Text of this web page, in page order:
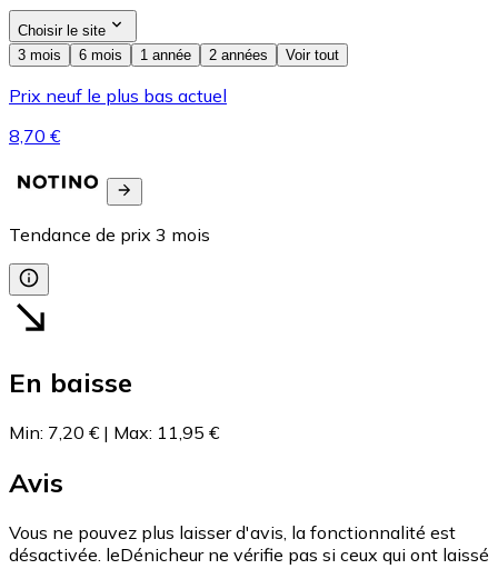
Choisir le site
3 mois
6 mois 1 année 2 années Voir tout
Prix neuf le plus bas actuel
8,70 €
Tendance de prix 3 mois
En baisse
Min: 7,20 € | Max: 11,95 €
Avis
Vous ne pouvez plus laisser d'avis, la fonctionnalité est
désactivée. leDénicheur ne vérifie pas si ceux qui ont laissé